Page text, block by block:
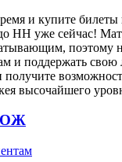
и купите
НН уже сейчас!
поэтому
и поддержать
высочайшего